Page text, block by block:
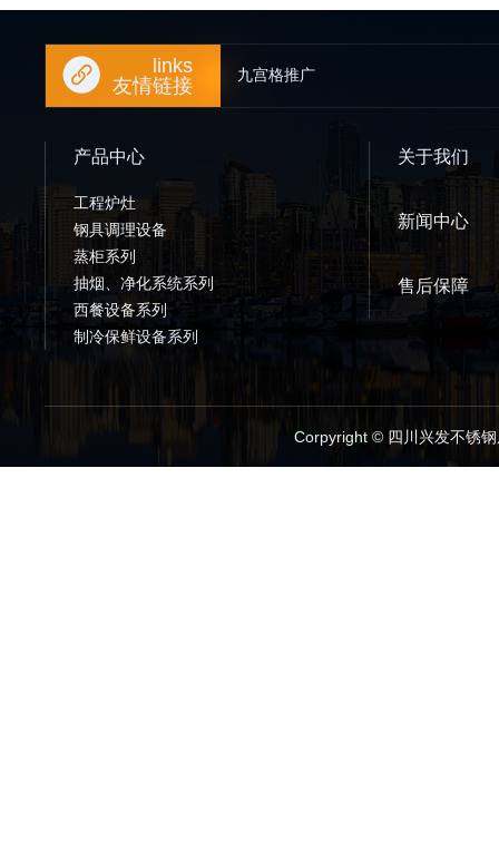
links
友情链接
九宫格推广
产品中心
工程炉灶
钢具调理设备
蒸柜系列
抽烟、净化系统系列
西餐设备系列
制冷保鲜设备系列
关于我们
新闻中心
售后保障
Corpyright © 四川兴发不锈